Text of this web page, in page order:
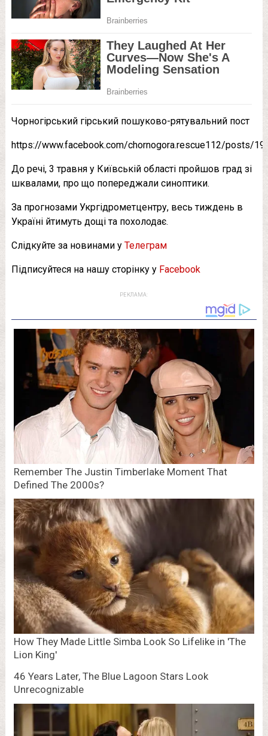
Чорногірський гірський пошуково-рятувальний пост
https://www.facebook.com/chornogora.rescue112/posts/
До речі, 3 травня у Київській області пройшов град зі
шквалами, про що попереджали синоптики.
За прогнозами Укргідрометцентру, весь тиждень в
Україні йтимуть дощі та похолодає.
Слідкуйте за новинами у Телеграм
Підписуйтеся на нашу сторінку у Facebook
РЕКЛАМА: